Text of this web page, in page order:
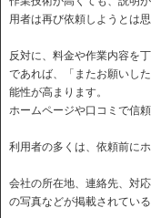
用者は再び依頼しようとは思
反対に、料金や作業内容を
であれば、「またお願いし
能性が高まります。
ホームページや口コミで信
利用者の多くは、依頼前に
会社の所在地、連絡先、対
の写真などが掲載されてい